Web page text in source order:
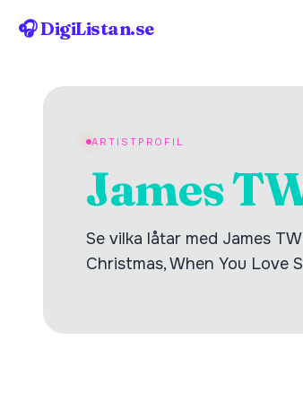
🎧 DigiListan.se
ARTISTPROFIL
James
Se vilka låtar med James
Christmas, When You Love